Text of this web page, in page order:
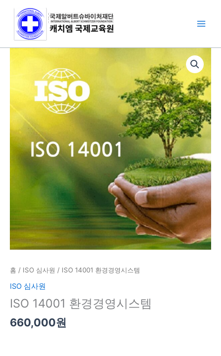
홈 / ISO 심사원 / ISO 14001 환경경영시스템
ISO 심사원
ISO 14001 환경경영시스템
660,000원
경
영
시
스
템